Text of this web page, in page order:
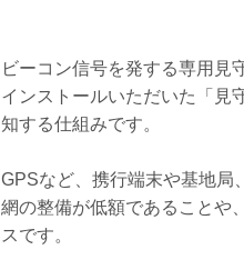
ビーコン信号を発する専用見
インストールいただいた「見
知する仕組みです。
GPSなど、携行端末や基地局
網の整備が低額であることや
スです。